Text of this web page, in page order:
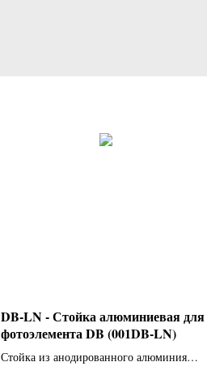
DB-LN - Стойка алюминиевая для
фотоэлемента DB (001DB-LN)
Стойка из анодированного алюминия